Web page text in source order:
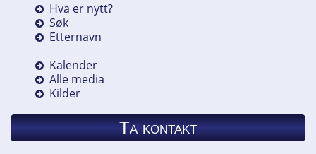
Hva er nytt?
Søk
Etternavn
Kalender
Alle media
Kilder
Ta kontakt